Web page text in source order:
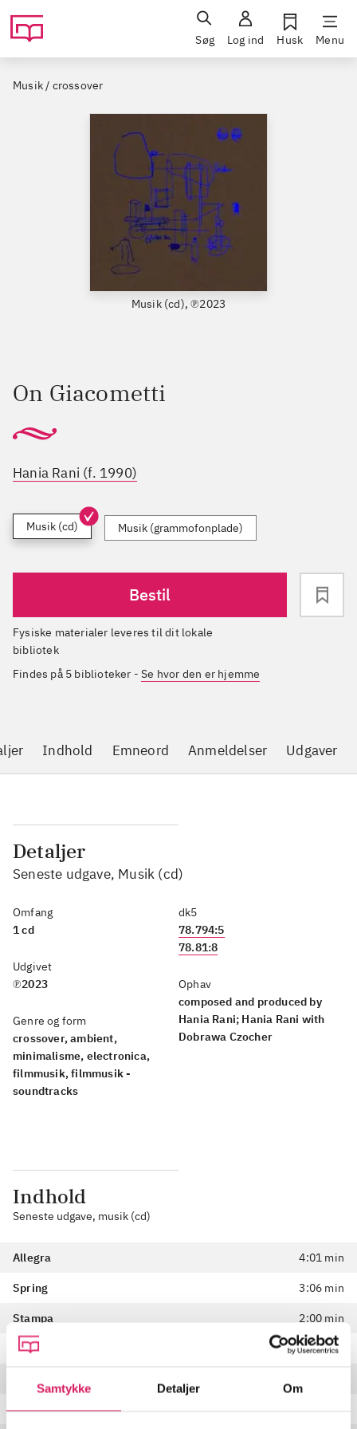
Samtykke Detaljer Om
Søg Log ind Husk Menu
Musik / crossover
Musik (cd), ℗2023
On Giacometti
Hania Rani (f. 1990)
Musik (cd) Musik (grammofonplade)
Bestil
Fysiske materialer leveres til dit lokale
bibliotek
Findes på 5 biblioteker -Se hvor den er hjemme
Indhold Emneord Anmeldelser Udgaver
Detaljer
Seneste udgave, Musik (cd)
Omfang
1 cd
Udgivet
℗2023
Genre og form
crossover, ambient,
minimalisme, electronica,
filmmusik, filmmusik -
soundtracks
dk5
78.794:5
78.81:8
Ophav
composed and produced by
Hania Rani; Hania Rani with
Dobrawa Czocher
Indhold
Seneste udgave, musik (cd)
Allegra 4:01 min
Spring 3:06 min
Stampa 2:00 min
Struggle 2:43 min
In Between